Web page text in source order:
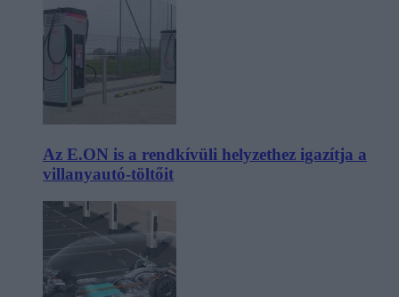
Az E.ON is a rendkívüli helyzethez igazítja a
villanyautó-töltőit